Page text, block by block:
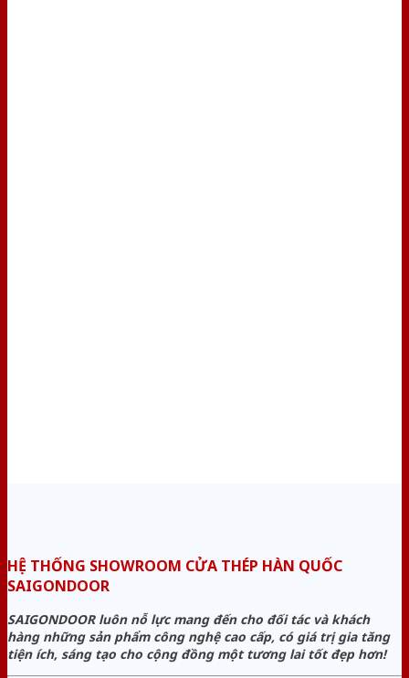
HỆ THỐNG SHOWROOM CỬA THÉP HÀN QUỐC
SAIGONDOOR
SAIGONDOOR luôn nỗ lực mang đến cho đối tác và khách
hàng những sản phẩm công nghệ cao cấp, có giá trị gia tăng
tiện ích, sáng tạo cho cộng đồng một tương lai tốt đẹp hơn!